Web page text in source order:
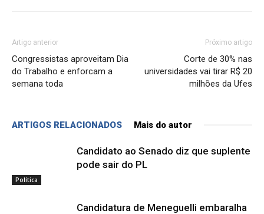
Artigo anterior
Congressistas aproveitam Dia
do Trabalho e enforcam a
semana toda
Próximo artigo
Corte de 30% nas
universidades vai tirar R$ 20
milhões da Ufes
ARTIGOS RELACIONADOS Mais do autor
Política
Candidato ao Senado diz que suplente
pode sair do PL
Candidatura de Meneguelli embaralha